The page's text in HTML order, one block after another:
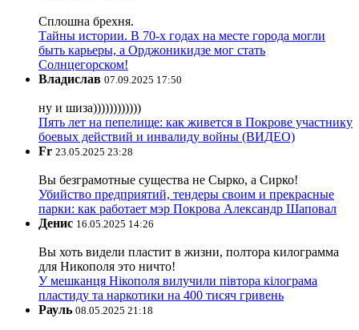
Сплошна брехня.
Тайны истории. В 70-х годах на месте города могли
быть карьеры, а Орджоникидзе мог стать
Солнцегорском!
Владислав 07.09.2025 17:50
ну и шиза))))))))))))
Пять лет на пепелище: как живется в Покрове участнику
боевых действий и инвалиду войны (ВИДЕО)
Fr 23.05.2025 23:28
Вы безграмотные существа не Сырко, а Сирко!
Убийство предприятий, тендеры своим и прекрасные
парки: как работает мэр Покрова Александр Шаповал
Денис 16.05.2025 14:26
Вы хоть видели пластит в жизни, полтора килограмма
для Никополя это ничто!
У мешканця Нікополя вилучили півтора кілограма
пластиду та наркотики на 400 тисяч гривень
Рауль 08.05.2025 21:18